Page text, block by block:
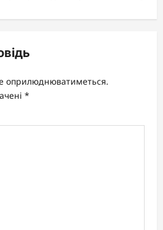
оприлюднюватиметься.
*